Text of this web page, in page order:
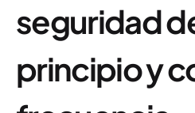
seguridad
principio y